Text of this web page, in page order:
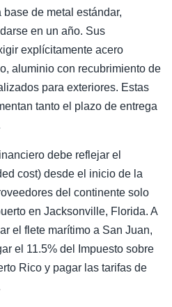
de metal estándar,
en un año. Sus
explícitamente acero
aluminio con recubrimiento de
para exteriores. Estas
tanto el plazo de entrega
debe reflejar el
cost) desde el inicio de la
del continente solo
en Jacksonville, Florida. A
el flete marítimo a San Juan,
el 11.5% del Impuesto sobre
Rico y pagar las tarifas de